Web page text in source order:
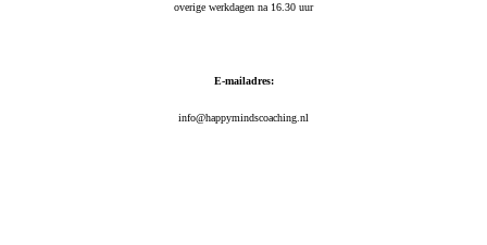
overige werkdagen na 16.30 uur
E-mailadres:
info@happymindscoaching.nl